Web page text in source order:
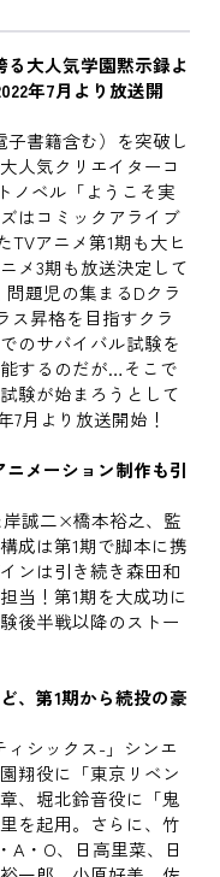
大人気学園黙示録よ
年7月より放送開
書籍含む）を突破し
人気クリエイターコ
ノベル「ようこそ実
はコミックアライブ
TVアニメ第1期も大ヒ
メ3期も放送決定して
題児の集まるDクラ
ス昇格を目指すクラ
のサバイバル試験を
するのだが…そこで
験が始まろうとして
7月より放送開始！
メーション制作も引
岸誠二×橋本裕之、監
成は第1期で脚本に携
ンは引き続き森田和
当！第1期を大成功に
後半戦以降のストー
、第1期から続投の豪
シックス-」シンエ
翔役に「東京リベン
、堀北鈴音役に「鬼
を起用。さらに、竹
A・O、日高里菜、日